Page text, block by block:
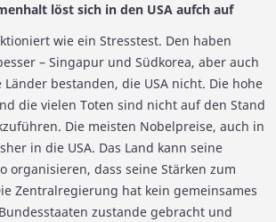
löst sich in den USA aufch auf
wie ein Stresstest. Den haben
– Singapur und Südkorea, aber auch
bestanden, die USA nicht. Die hohe
die vielen Toten sind nicht auf den Stand
Die meisten Nobelpreise, auch in
in die USA. Das Land kann seine
organisieren, dass seine Stärken zum
Zentralregierung hat kein gemeinsames
zustande gebracht und